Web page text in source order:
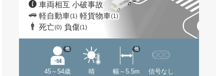
車両相互 小破事故
軽自動車(1) 軽貨物車(1)
死亡(0) 負傷(1)
45～54歳
他
晴 幅～5.5m
他
信号なし